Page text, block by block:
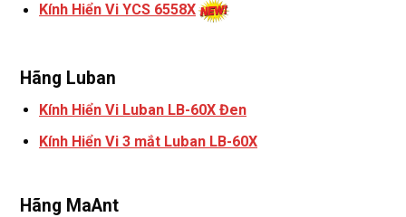
Kính Hiển Vi YCS 6558X
Hãng Luban
Kính Hiển Vi Luban LB-60X Đen
Kính Hiển Vi 3 mắt Luban LB-60X
Hãng MaAnt